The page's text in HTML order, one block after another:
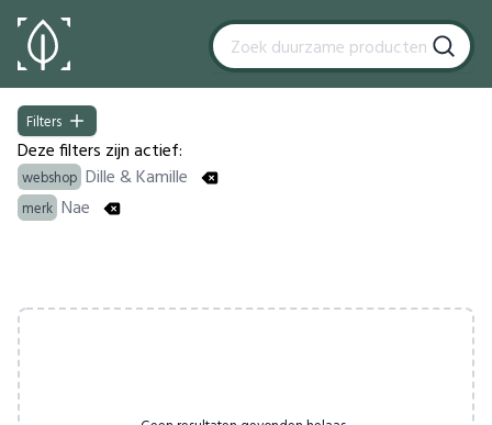
Filters
Filters
Deze filters zijn actief:
webshop Dille & Kamille
merk Nae